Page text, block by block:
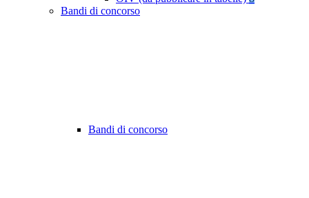
Bandi di concorso
Bandi di concorso